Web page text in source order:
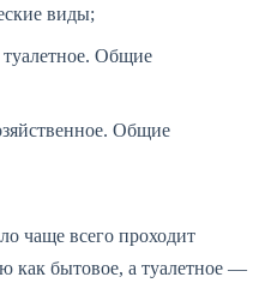
виды;
Общие
Общие
чаще всего проходит
как бытовое, а туалетное —